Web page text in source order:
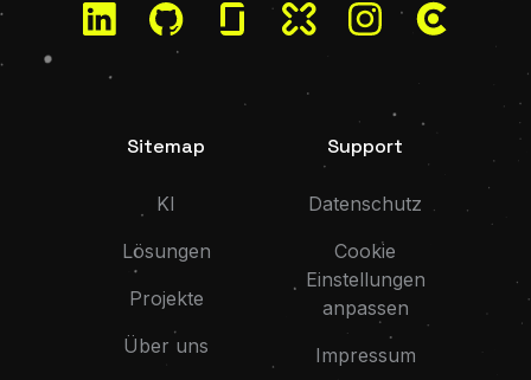
LinkedInGitHub GlassdoorKununuInstagramClutch
Sitemap
KI
Lösungen
Projekte
Über uns
Support
Datenschutz
Cookie
Einstellungen
anpassen
Impressum